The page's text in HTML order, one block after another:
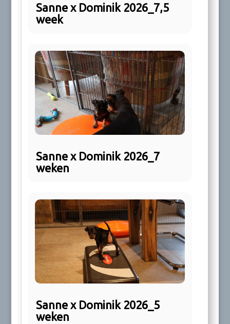
Sanne x Dominik 2026_7,5
week
Sanne x Dominik 2026_7
weken
Sanne x Dominik 2026_5
weken